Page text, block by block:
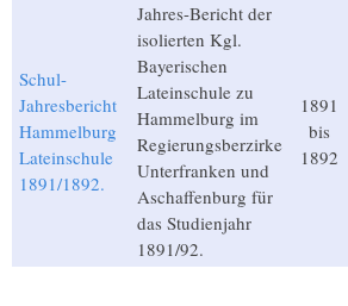
Schul-
Jahresbericht
Hammelburg
Lateinschule
1891/1892.
Jahres-Bericht der
isolierten Kgl.
Bayerischen
Lateinschule zu
Hammelburg im
Regierungsberzirke
Unterfranken und
Aschaffenburg für
das Studienjahr
1891/92.
1891
bis
1892